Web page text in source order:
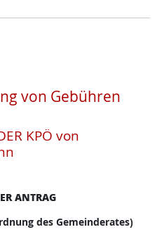
von Gebühren
KPÖ von
ANTRAG
des Gemeinderates)